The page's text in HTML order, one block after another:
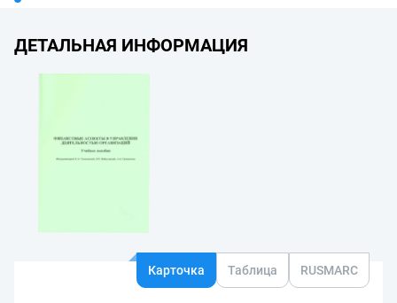
ДЕТАЛЬНАЯ ИНФОРМАЦИЯ
Карточка Таблица RUSMARC